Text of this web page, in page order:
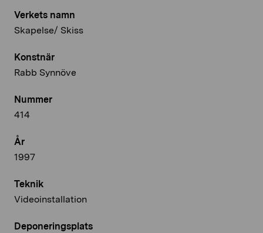
Verkets namn
Skapelse/ Skiss
Konstnär
Rabb Synnöve
Nummer
414
År
1997
Teknik
Videoinstallation
Deponeringsplats